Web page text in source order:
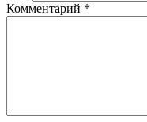
Комментарий *